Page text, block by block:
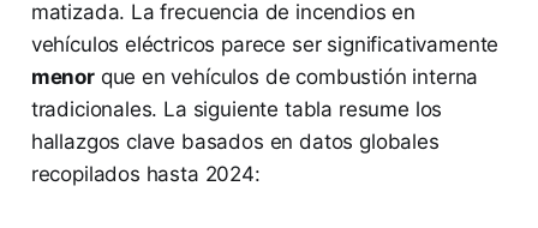
matizada. La frecuencia de incendios en
vehículos eléctricos parece ser significativamente
menorque en vehículos de combustión interna
tradicionales. La siguiente tabla resume los
hallazgos clave basados en datos globales
recopilados hasta 2024: